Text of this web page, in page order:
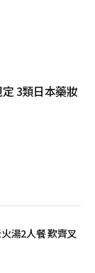
3類日本藥妝
湯2人餐 歎齊叉